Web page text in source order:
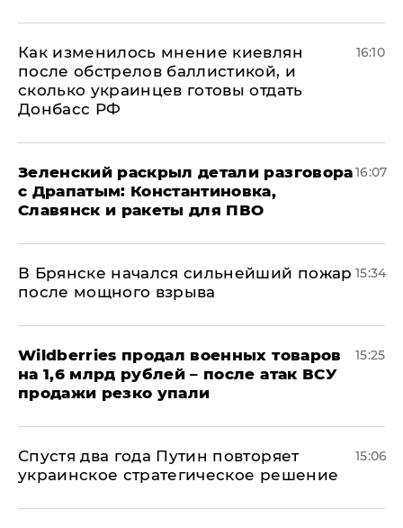
Как изменилось мнение киевлян
после обстрелов баллистикой, и
сколько украинцев готовы отдать
Донбасс РФ
16:10
​Зеленский раскрыл детали разговора
с Драпатым: Константиновка,
Славянск и ракеты для ПВО
16:07
В Брянске начался сильнейший пожар
после мощного взрыва
15:34
​Wildberries продал военных товаров
на 1,6 млрд рублей – после атак ВСУ
продажи резко упали
15:25
Спустя два года Путин повторяет
украинское стратегическое решение
15:06